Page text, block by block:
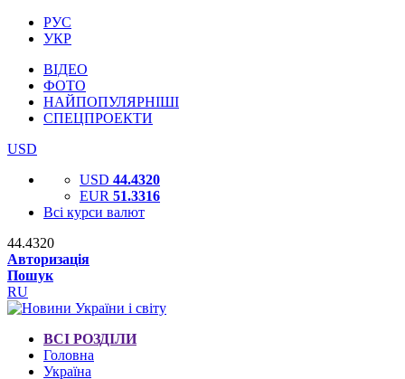
РУС
УКР
ВІДЕО
ФОТО
НАЙПОПУЛЯРНІШІ
СПЕЦПРОЕКТИ
USD
USD 44.4320
EUR 51.3316
Всі курси валют
44.4320
Авторизація
Пошук
RU
ВСІ РОЗДІЛИ
Головна
Україна